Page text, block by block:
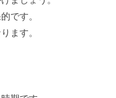
です。
ます。